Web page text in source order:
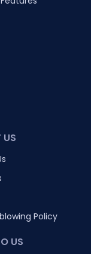
US
Policy
US